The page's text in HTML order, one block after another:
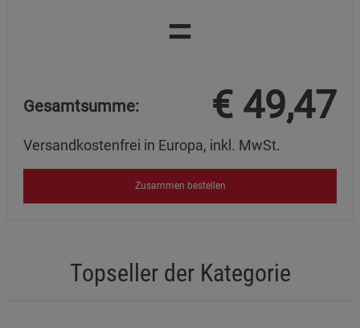
=
Gesamtsumme: € 49,47
Versandkostenfrei in Europa, inkl. MwSt.
Zusammen bestellen
Topseller der Kategorie